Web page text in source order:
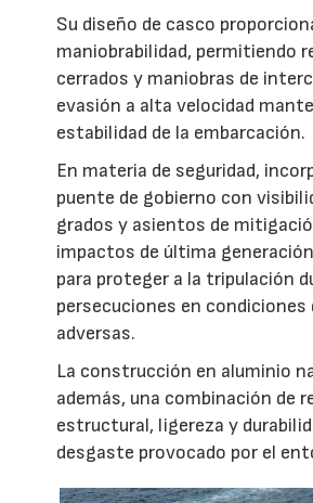
Su diseño de casco
maniobrabilidad, permitiendo
cerrados y maniobras de
evasión a alta velocidad
estabilidad de la embarcación.
En materia de seguridad,
puente de gobierno con
grados y asientos de
impactos de última
para proteger a la tripulación
persecuciones en condiciones
adversas.
La construcción en aluminio
además, una combinación de
estructural, ligereza y
desgaste provocado por el